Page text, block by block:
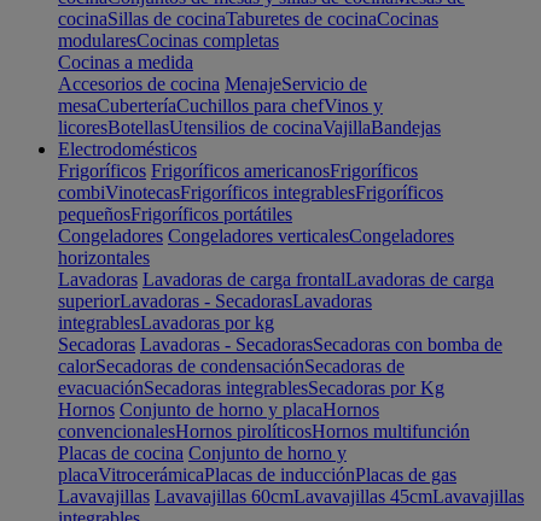
cocinaSillas de cocinaTaburetes de cocinaCocinas
modularesCocinas completas
Cocinas a medida
Accesorios de cocina MenajeServicio de
mesaCuberteríaCuchillos para chefVinos y
licoresBotellasUtensilios de cocinaVajillaBandejas
Electrodomésticos
Frigoríficos Frigoríficos americanosFrigoríficos
combiVinotecasFrigoríficos integrablesFrigoríficos
pequeñosFrigoríficos portátiles
Congeladores Congeladores verticalesCongeladores
horizontales
Lavadoras Lavadoras de carga frontalLavadoras de carga
superiorLavadoras - SecadorasLavadoras
integrablesLavadoras por kg
Secadoras Lavadoras - SecadorasSecadoras con bomba de
calorSecadoras de condensaciónSecadoras de
evacuaciónSecadoras integrablesSecadoras por Kg
Hornos Conjunto de horno y placaHornos
convencionalesHornos pirolíticosHornos multifunción
Placas de cocina Conjunto de horno y
placaVitrocerámicaPlacas de inducciónPlacas de gas
Lavavajillas Lavavajillas 60cmLavavajillas 45cmLavavajillas